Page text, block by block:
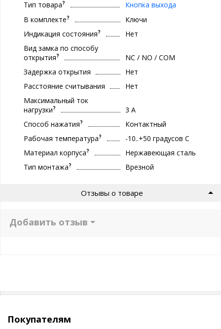
Тип товара?
Кнопка выхода
В комплекте?
Ключи
Индикация состояния?
Нет
Вид замка по способу
открытия?
NC / NO / COM
Задержка открытия
Нет
Расстояние считывания
Нет
Максимальный ток
нагрузки?
3 А
Способ нажатия?
Контактный
Рабочая температура?
-10..+50 градуcов С
Материал корпуса?
Нержавеющая сталь
Тип монтажа? Врезной
Отзывы о товаре
Добавить отзыв
Покупателям